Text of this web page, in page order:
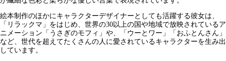
絵本制作のほかにキャラクターデザイナーとしても活躍する彼女は、
「リラックマ」をはじめ、世界の30以上の国や地域で放映されているア
ニメーション「うさぎのモフィ」や、「ウーとワー」「おふとんさん」
など、世代を超えてたくさんの人に愛されているキャラクターを生み出
しています。